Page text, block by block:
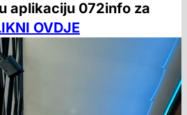
aplikaciju 072info za
OVDJE